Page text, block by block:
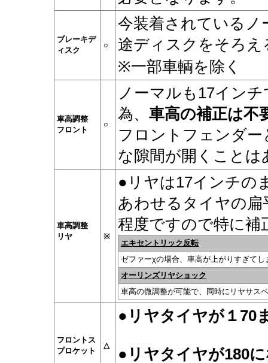
ブレーキデ
ィスク
○
今装着されているノ
途ディスクをそろ
※一部車輌を除く
車高調整
フロント
○
ノーマルも17イン
為、 車高の補正は不
フロントフェンダ
な隙間が開くことは
車高調整
リヤ
※
●リヤは17インチの
あわせるタイヤの
程度ですので特に補
エキセントリック反転
ゼファーχの場合、車高が上がりすぎてし
オーリンズリヤショック
車高の微調整が可能で、同時にリヤサス
フロントス
プロケット
△
●リヤタイヤが１70
● リヤタイヤが180